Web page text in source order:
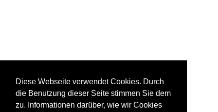
Diese Webseite verwendet Cookies. Durch
die Benutzung dieser Seite stimmen Sie dem
zu. Informationen darüber, wie wir Cookies